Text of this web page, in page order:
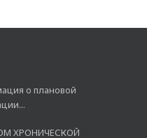
о плановой
ХРОНИЧЕСКОЙ